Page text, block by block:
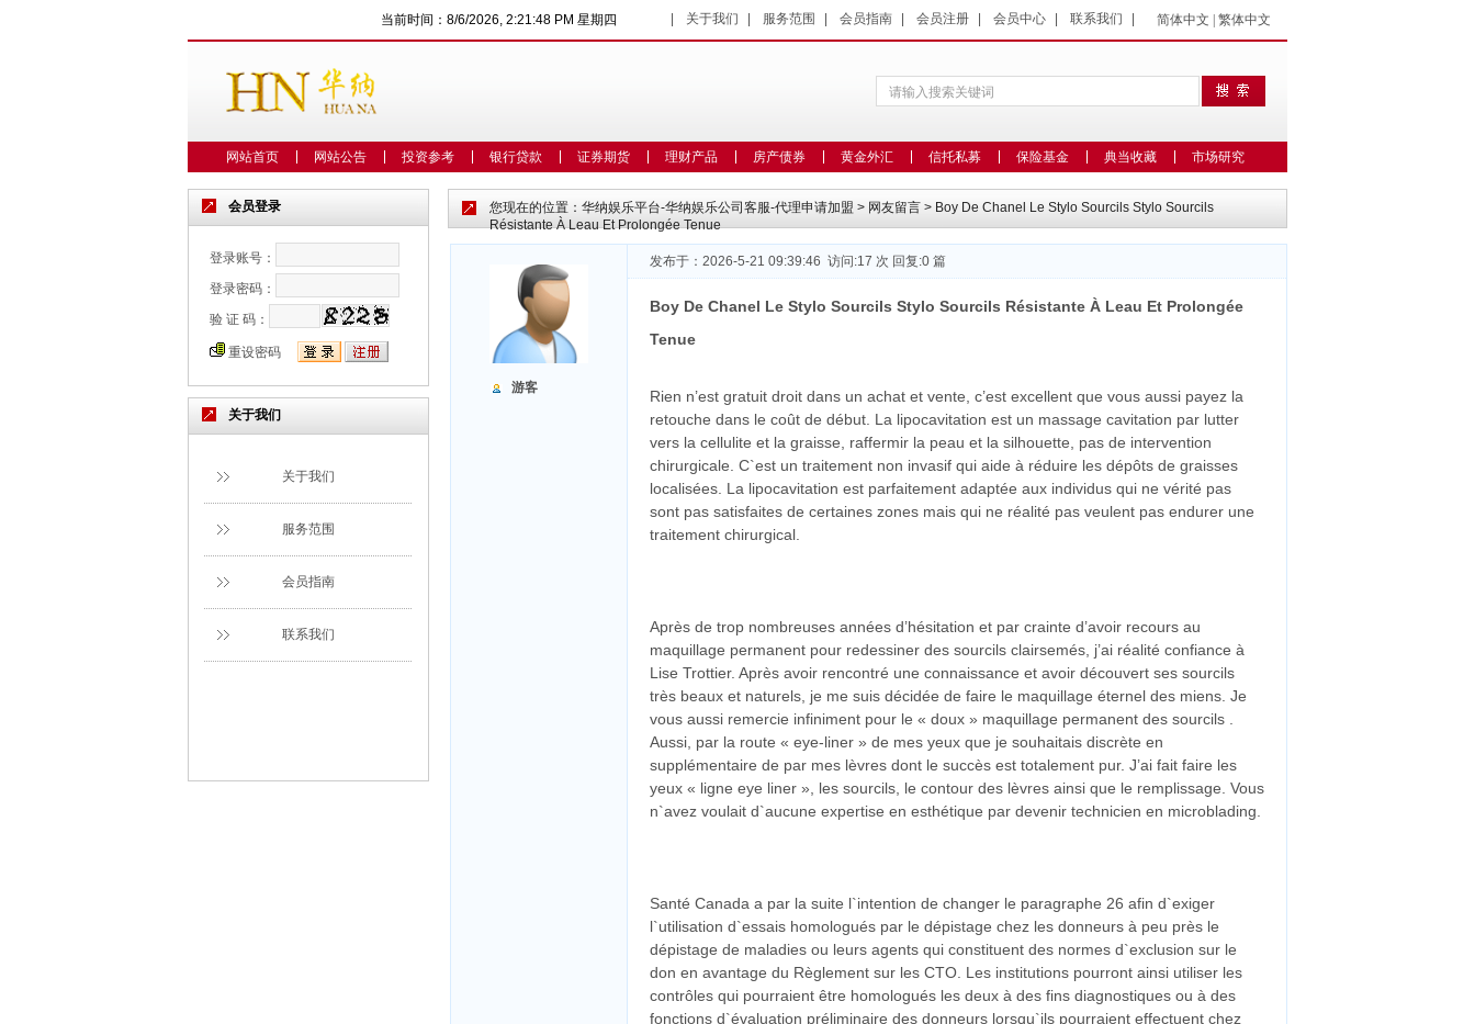
网站首页 网站公告 投资参考 银行贷款 证券期货 理财产品 房产债券 黄金外汇 信托私募 保险基金 典当收藏 市场研究
关于我们 服务范围 会员指南 会员注册 会员中心 联系我们
当前时间： 8/6/2026, 2:21:49 PM 星期四 简体中文 繁体中文
游客
发布于：2026-5-21 09:39:46 访问:17 次 回复:0 篇
Boy De Chanel Le Stylo Sourcils Stylo Sourcils Résistante À Leau Et Prolongée
Tenue
Rien n’est gratuit droit dans un achat et vente, c’est excellent que vous aussi payez la
retouche dans le coût de début. La lipocavitation est un massage cavitation par lutter
vers la cellulite et la graisse, raffermir la peau et la silhouette, pas de intervention
chirurgicale. C`est un traitement non invasif qui aide à réduire les dépôts de graisses
localisées. La lipocavitation est parfaitement adaptée aux individus qui ne vérité pas
sont pas satisfaites de certaines zones mais qui ne réalité pas veulent pas endurer une
traitement chirurgical.
Après de trop nombreuses années d’hésitation et par crainte d’avoir recours au
maquillage permanent pour redessiner des sourcils clairsemés, j’ai réalité confiance à
Lise Trottier. Après avoir rencontré une connaissance et avoir découvert ses sourcils
très beaux et naturels, je me suis décidée de faire le maquillage éternel des miens. Je
vous aussi remercie infiniment pour le « doux » maquillage permanent des sourcils .
Aussi, par la route « eye-liner » de mes yeux que je souhaitais discrète en
supplémentaire de par mes lèvres dont le succès est totalement pur. J’ai fait faire les
yeux « ligne eye liner », les sourcils, le contour des lèvres ainsi que le remplissage. Vous
n`avez voulait d`aucune expertise en esthétique par devenir technicien en microblading.
Santé Canada a par la suite l`intention de changer le paragraphe 26 afin d`exiger
l`utilisation d`essais homologués par le dépistage chez les donneurs à peu près le
dépistage de maladies ou leurs agents qui constituent des normes d`exclusion sur le
don en avantage du Règlement sur les CTO. Les institutions pourront ainsi utiliser les
contrôles qui pourraient être homologués les deux à des fins diagnostiques ou à des
fonctions d`évaluation préliminaire des donneurs lorsqu`ils pourraient effectuent chez
您现在的位置： 华纳娱乐平台-华纳娱乐公司客服-代理申请加盟 > 网友留言 > Boy De Chanel Le Stylo Sourcils Stylo Sourcils
Résistante À Leau Et Prolongée Tenue
关于我们
关于我们
服务范围
会员指南
联系我们
会员登录
登录账号：
登录密码：
验 证 码：
重设密码